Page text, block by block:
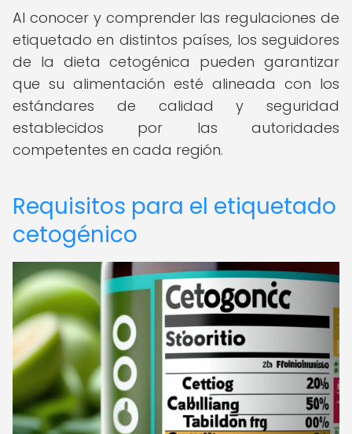
Al conocer y comprender las regulaciones de
etiquetado en distintos países, los seguidores
de la dieta cetogénica pueden garantizar
que su alimentación esté alineada con los
estándares de calidad y seguridad
establecidos por las autoridades
competentes en cada región.
Requisitos para el etiquetado
cetogénico